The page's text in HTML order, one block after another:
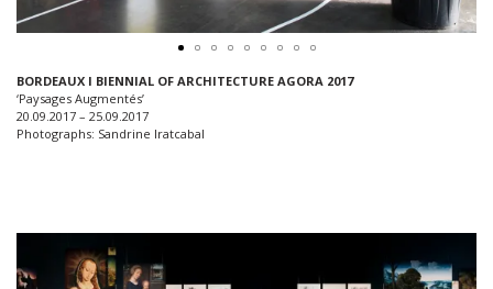
BORDEAUX I BIENNIAL OF ARCHITECTURE AGORA 2017
‘Paysages Augmentés’
20.09.2017 – 25.09.2017
Photographs: Sandrine Iratcabal